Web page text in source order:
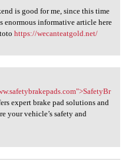
is good
is good for me, since this time
enormous informative article here
https://wecanteatgold.net/
www
expert brake pad solutions and
your vehicle’s safety and